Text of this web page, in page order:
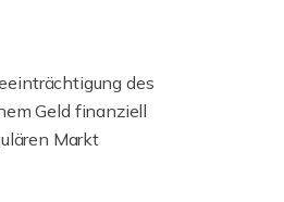
des
Geld finanziell
Markt